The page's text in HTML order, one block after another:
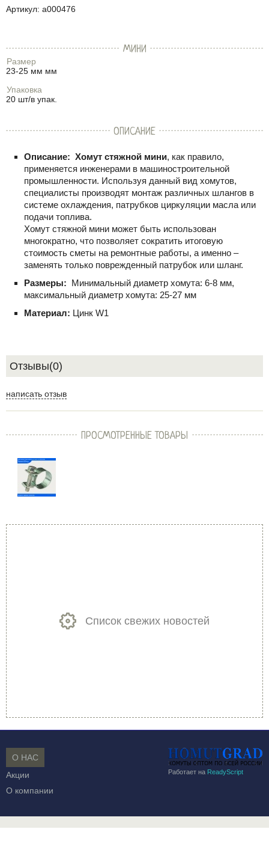
Артикул: a000476
МИНИ
Размер
23-25 мм мм
Упаковка
20 шт/в упак.
ОПИСАНИЕ
Описание: Хомут стяжной мини, как правило,
применяется инженерами в машиностроительной
промышленности. Используя данный вид хомутов,
специалисты производят монтаж различных шлангов в
системе охлаждения, патрубков циркуляции масла или
подачи топлива.
Хомут стяжной мини может быть использован
многократно, что позволяет сократить итоговую
стоимость сметы на ремонтные работы, а именно –
заменять только поврежденный патрубок или шланг.
Размеры: Минимальный диаметр хомута: 6-8 мм,
максимальный диаметр хомута: 25-27 мм
Материал: Цинк W1
Отзывы(0)
написать отзыв
ПРОСМОТРЕННЫЕ ТОВАРЫ
Список свежих новостей
Работает на ReadyScript
О НАС
Акции
О компании